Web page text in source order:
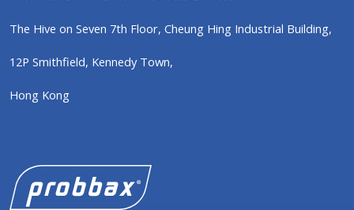
The Hive on Seven 7th Floor, Cheung Hing Industrial Building,
12P Smithfield, Kennedy Town,
Hong Kong